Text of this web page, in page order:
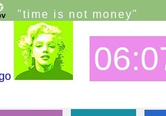
"time is not money"